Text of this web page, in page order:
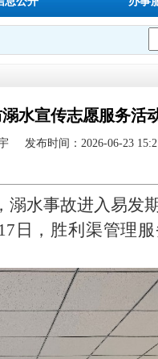
水宣传志愿服务活
发布时间：2026-06-23
水事故进入易发
日，胜利渠管理